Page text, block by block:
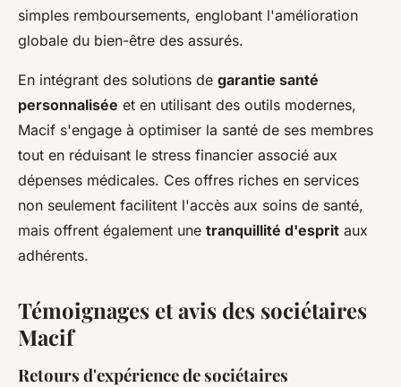
simples remboursements, englobant l'amélioration
globale du bien-être des assurés.
En intégrant des solutions de garantie santé
personnalisée et en utilisant des outils modernes,
Macif s'engage à optimiser la santé de ses membres
tout en réduisant le stress financier associé aux
dépenses médicales. Ces offres riches en services
non seulement facilitent l'accès aux soins de santé,
mais offrent également une tranquillité d'esprit aux
adhérents.
Témoignages et avis des sociétaires
Macif
Retours d'expérience de sociétaires